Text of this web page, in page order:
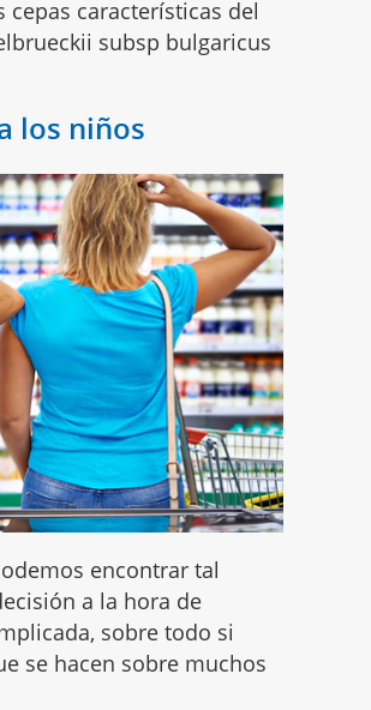
características del
subsp bulgaricus
los niños
encontrar tal
a la hora de
sobre todo si
se hacen sobre muchos